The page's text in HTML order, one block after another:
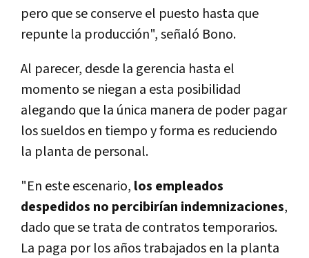
pero que se conserve el puesto hasta que
repunte la producción", señaló Bono.
Al parecer, desde la gerencia hasta el
momento se niegan a esta posibilidad
alegando que la única manera de poder pagar
los sueldos en tiempo y forma es reduciendo
la planta de personal.
"En este escenario, los empleados
despedidos no percibirían indemnizaciones,
dado que se trata de contratos temporarios.
La paga por los años trabajados en la planta